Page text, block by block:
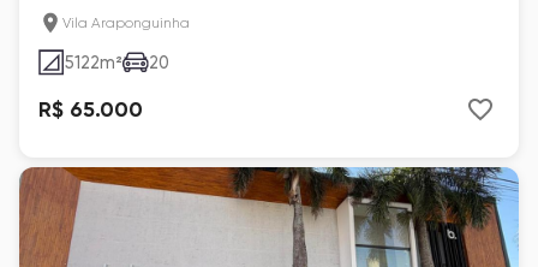
Vila Araponguinha
5122m² 20
R$ 65.000